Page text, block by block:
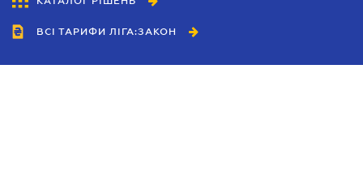
ВСІ ТАРИФИ ЛІГА:ЗАКОН